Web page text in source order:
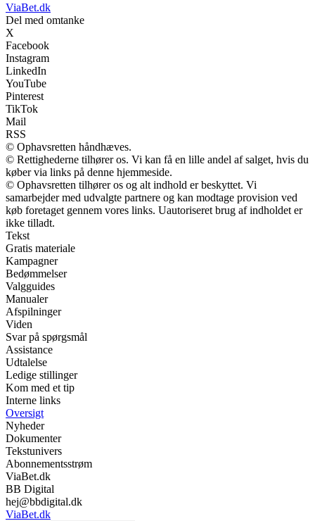
ViaBet.dk
Del med omtanke
X
Facebook
Instagram
LinkedIn
YouTube
Pinterest
TikTok
Mail
RSS
© Ophavsretten håndhæves.
© Rettighederne tilhører os. Vi kan få en lille andel af salget, hvis du
køber via links på denne hjemmeside.
© Ophavsretten tilhører os og alt indhold er beskyttet. Vi
samarbejder med udvalgte partnere og kan modtage provision ved
køb foretaget gennem vores links. Uautoriseret brug af indholdet er
ikke tilladt.
Tekst
Gratis materiale
Kampagner
Bedømmelser
Valgguides
Manualer
Afspilninger
Viden
Svar på spørgsmål
Assistance
Udtalelse
Ledige stillinger
Kom med et tip
Interne links
Oversigt
Nyheder
Dokumenter
Tekstunivers
Abonnementsstrøm
ViaBet.dk
BB Digital
hej@bbdigital.dk
ViaBet.dk